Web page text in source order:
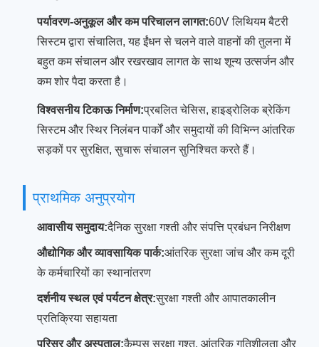
पर्यावरण-अनुकूल और कम परिचालन लागत:60V लिथियम बैटरी
सिस्टम द्वारा संचालित, यह ईंधन से चलने वाले वाहनों की तुलना में
बहुत कम संचालन और रखरखाव लागत के साथ शून्य उत्सर्जन और
कम शोर पैदा करता है।
विश्वसनीय टिकाऊ निर्माण:प्रबलित चेसिस, हाइड्रोलिक ब्रेकिंग
सिस्टम और स्थिर निलंबन पार्कों और समुदायों की विभिन्न आंतरिक
सड़कों पर सुरक्षित, सुचारू संचालन सुनिश्चित करते हैं।
प्राथमिक अनुप्रयोग
आवासीय समुदाय:दैनिक सुरक्षा गश्ती और संपत्ति प्रबंधन निरीक्षण
औद्योगिक और व्यावसायिक पार्क:आंतरिक सुरक्षा जांच और कम दूरी
के कर्मचारियों का स्थानांतरण
दर्शनीय स्थल एवं पर्यटन क्षेत्र:सुरक्षा गश्ती और आपातकालीन
प्रतिक्रिया सहायता
परिसर और अस्पताल:कैम्पस सुरक्षा गश्त, आंतरिक गतिशीलता और